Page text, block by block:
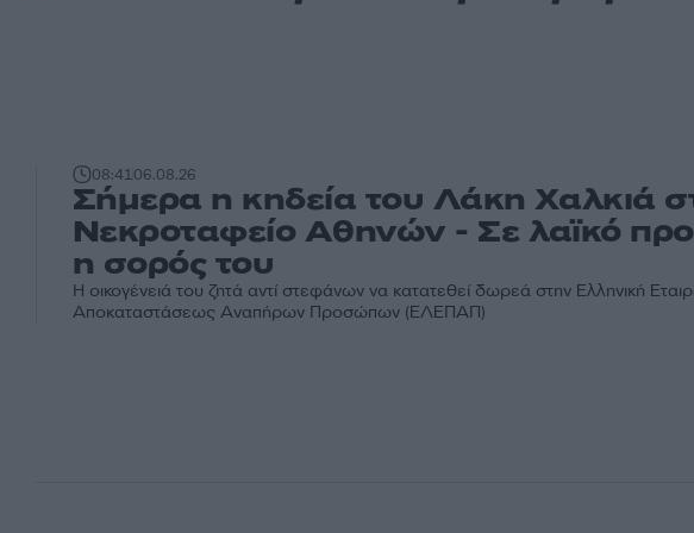
08:4106.08.26
Σήμερα η κηδεία του Λάκη Χαλκιά
Νεκροταφείο Αθηνών - Σε λαϊκό
η σορός του
Η οικογένειά του ζητά αντί στεφάνων να κατατεθεί δωρεά στην Ελληνική
Αποκαταστάσεως Αναπήρων Προσώπων (ΕΛΕΠΑΠ)